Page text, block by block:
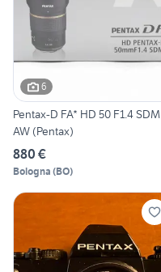
6
Pentax-D FA* HD 50 F1.4 SDM
AW (Pentax)
880 €
Bologna (BO)